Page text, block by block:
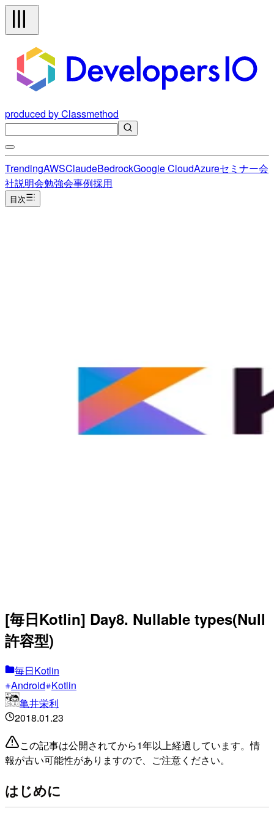
produced by Classmethod
TrendingAWSClaudeBedrockGoogle CloudAzureセミナー会
社説明会勉強会事例採用
目次
[毎日Kotlin] Day8. Nullable types(Null
許容型)
毎日Kotlin
Android Kotlin
亀井栄利
2018.01.23
この記事は公開されてから1年以上経過しています。情
報が古い可能性がありますので、ご注意ください。
はじめに